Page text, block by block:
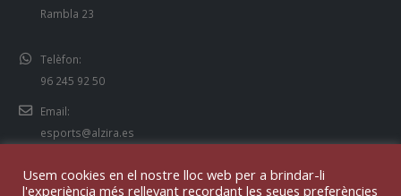
Rambla 23
Telèfon:
96 245 92 50
Email:
esports@alzira.es
Usem cookies en el nostre lloc web per a brindar-li
l'experiència més rellevant recordant les seues preferències